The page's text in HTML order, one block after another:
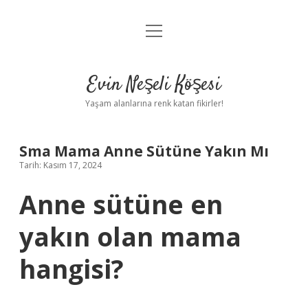
Anasayfa
Yasal Uyarı
menüyü
Evin Neşeli Köşesi
Yaşam alanlarına renk katan fikirler!
Sma Mama Anne Sütüne Yakın Mı
Tarih: Kasım 17, 2024
Anne sütüne en
yakın olan mama
hangisi?